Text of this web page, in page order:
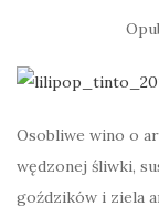
Osobliwe wino o
wędzonej śliwki,
goździków i ziela